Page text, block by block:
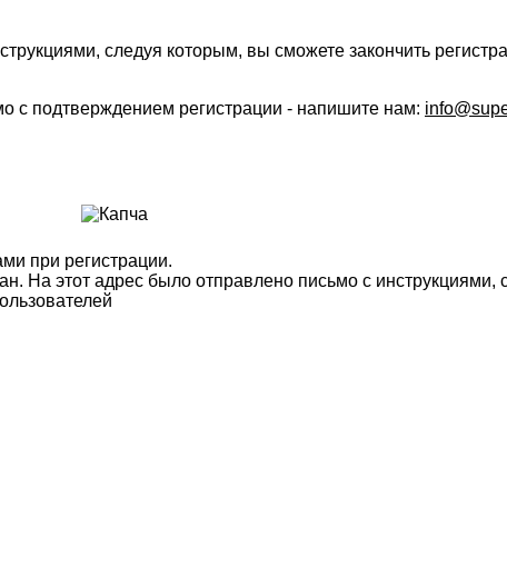
следуя которым, вы сможете закончить
с подтверждением регистрации - напишите нам:
при регистрации.
На этот адрес было отправлено письмо с